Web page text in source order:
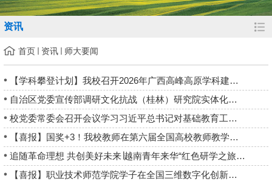
资讯
首页 资讯 师大要闻
【学科攀登计划】我校召开2026年广西高峰高原学科建设工作推进会
自治区党委宣传部调研文化抗战（桂林）研究院实体化建设工作
校党委常委会召开会议学习习近平总书记对基础教育工作作出的重要...
【喜报】国奖+3！我校教师在第六届全国高校教师教学创新大赛再创...
追随革命理想 共创美好未来∣越南青年来华“红色研学之旅”之“沿...
【喜报】职业技术师范学院学子在全国三维数字化创新设计大赛18周...